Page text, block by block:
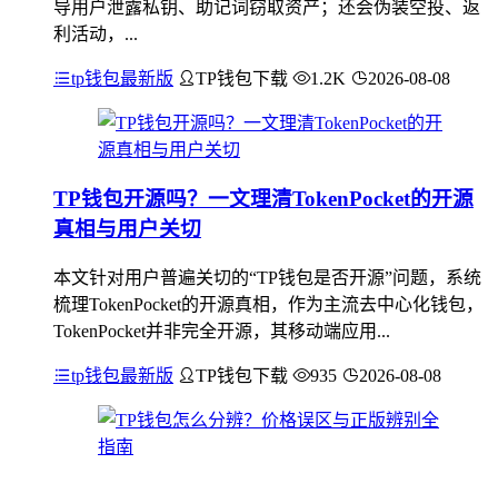
导用户泄露私钥、助记词窃取资产；还会伪装空投、返
利活动，...
tp钱包最新版 TP钱包下载 1.2K 2026-08-08
TP钱包开源吗？一文理清TokenPocket的开源
真相与用户关切
本文针对用户普遍关切的“TP钱包是否开源”问题，系统
梳理TokenPocket的开源真相，作为主流去中心化钱包，
TokenPocket并非完全开源，其移动端应用...
tp钱包最新版 TP钱包下载 935 2026-08-08